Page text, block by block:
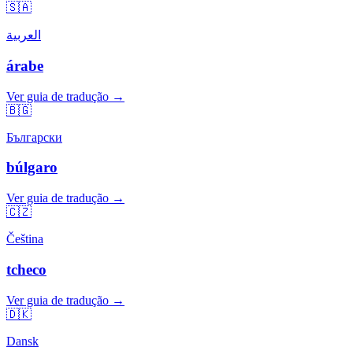
🇸🇦
العربية
árabe
Ver guia de tradução →
🇧🇬
Български
búlgaro
Ver guia de tradução →
🇨🇿
Čeština
tcheco
Ver guia de tradução →
🇩🇰
Dansk